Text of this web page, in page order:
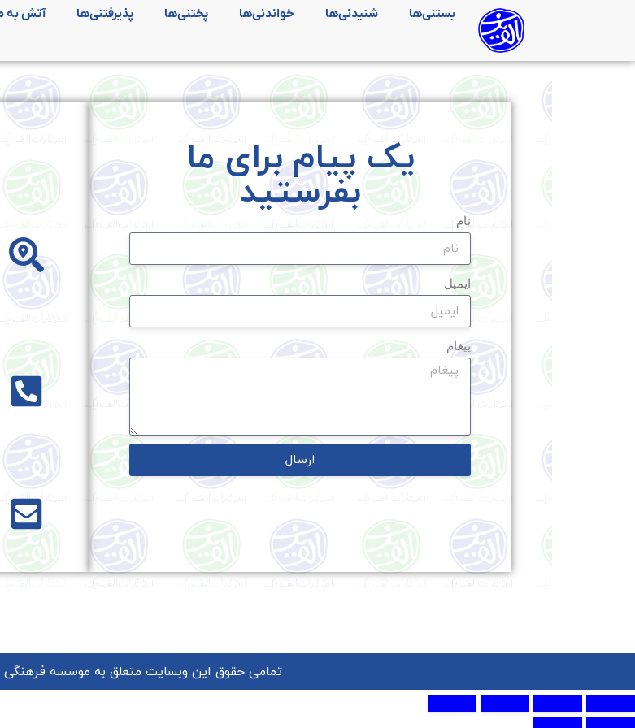
بستنی‌ها شنیدنی‌ها خواندنی‌ها پختنی‌ها پذیرفتنی‌ها آتش به
یک پیام برای ما
بفرستید
نام
ایمیل
پیغام
ارسال
تمامی حقوق این وبسایت متعلق به موسسه